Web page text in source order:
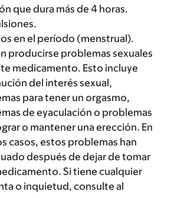
que dura más de 4 horas.
en el período (menstrual).
producirse problemas sexuales
medicamento. Esto incluye
del interés sexual,
para tener un orgasmo,
de eyaculación o problemas
o mantener una erección. En
casos, estos problemas han
después de dejar de tomar
Si tiene cualquier
o inquietud, consulte al